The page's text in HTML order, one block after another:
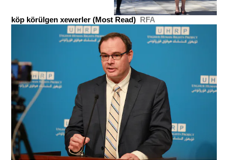
köp körülgen xewerler (Most Read) RFA